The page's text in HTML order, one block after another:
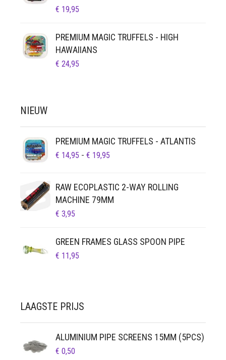
€ 19,95
PREMIUM MAGIC TRUFFELS - HIGH
HAWAIIANS
€ 24,95
NIEUW
PREMIUM MAGIC TRUFFELS - ATLANTIS
€ 14,95 - € 19,95
€ 19,95
RAW ECOPLASTIC 2-WAY ROLLING
MACHINE 79MM
€ 3,95
GREEN FRAMES GLASS SPOON PIPE
€ 11,95
LAAGSTE PRIJS
ALUMINIUM PIPE SCREENS 15MM (5PCS)
€ 0,50